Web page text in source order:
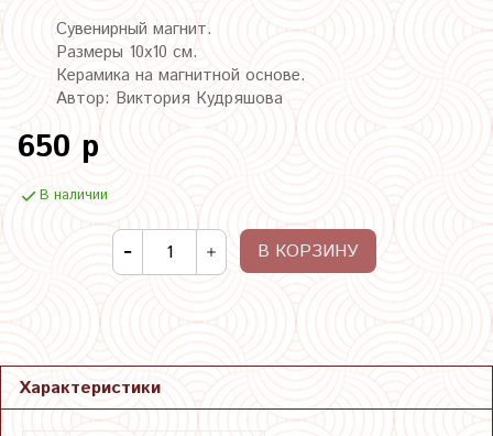
Сувенирный магнит.
Размеры 10х10 см.
Керамика на магнитной основе.
Автор: Виктория Кудряшова
650 р
В наличии
В КОРЗИНУ
Характеристики